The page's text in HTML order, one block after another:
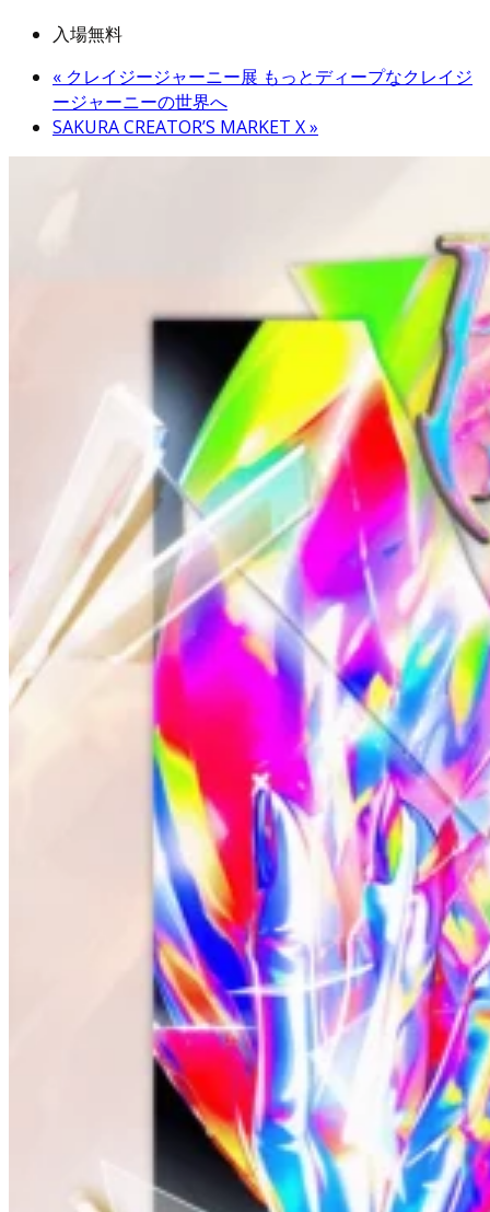
入場無料
« クレイジージャーニー展 もっとディープなクレイジ
ージャーニーの世界へ
SAKURA CREATOR’S MARKET X»